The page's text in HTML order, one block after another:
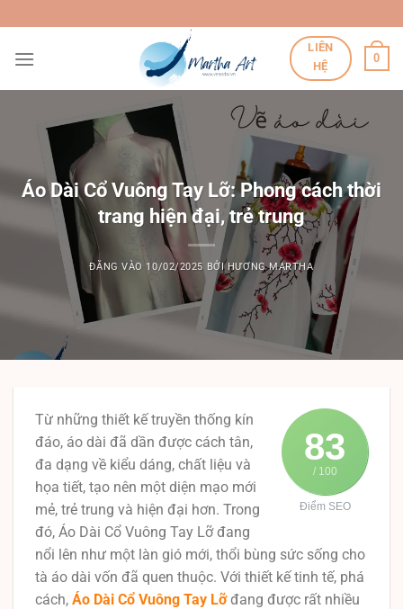
qua
nội
LIÊN
HỆ
0
Áo Dài Cổ Vuông Tay Lỡ: Phong cách thời
trang hiện đại, trẻ trung
ĐĂNG VÀO 10/02/2025 BỞI HƯƠNG MARTHA
83
/ 100
Điểm SEO
Từ những thiết kế truyền thống kín
đáo, áo dài đã dần được cách tân,
đa dạng về kiểu dáng, chất liệu và
họa tiết, tạo nên một diện mạo mới
mẻ, trẻ trung và hiện đại hơn. Trong
đó, Áo Dài Cổ Vuông Tay Lỡ đang
nổi lên như một làn gió mới, thổi bùng sức sống cho
tà áo dài vốn đã quen thuộc. Với thiết kế tinh tế, phá
cách, Áo Dài Cổ Vuông Tay Lỡđang được rất nhiều